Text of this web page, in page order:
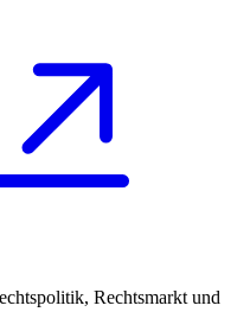
Rechtsmarkt und